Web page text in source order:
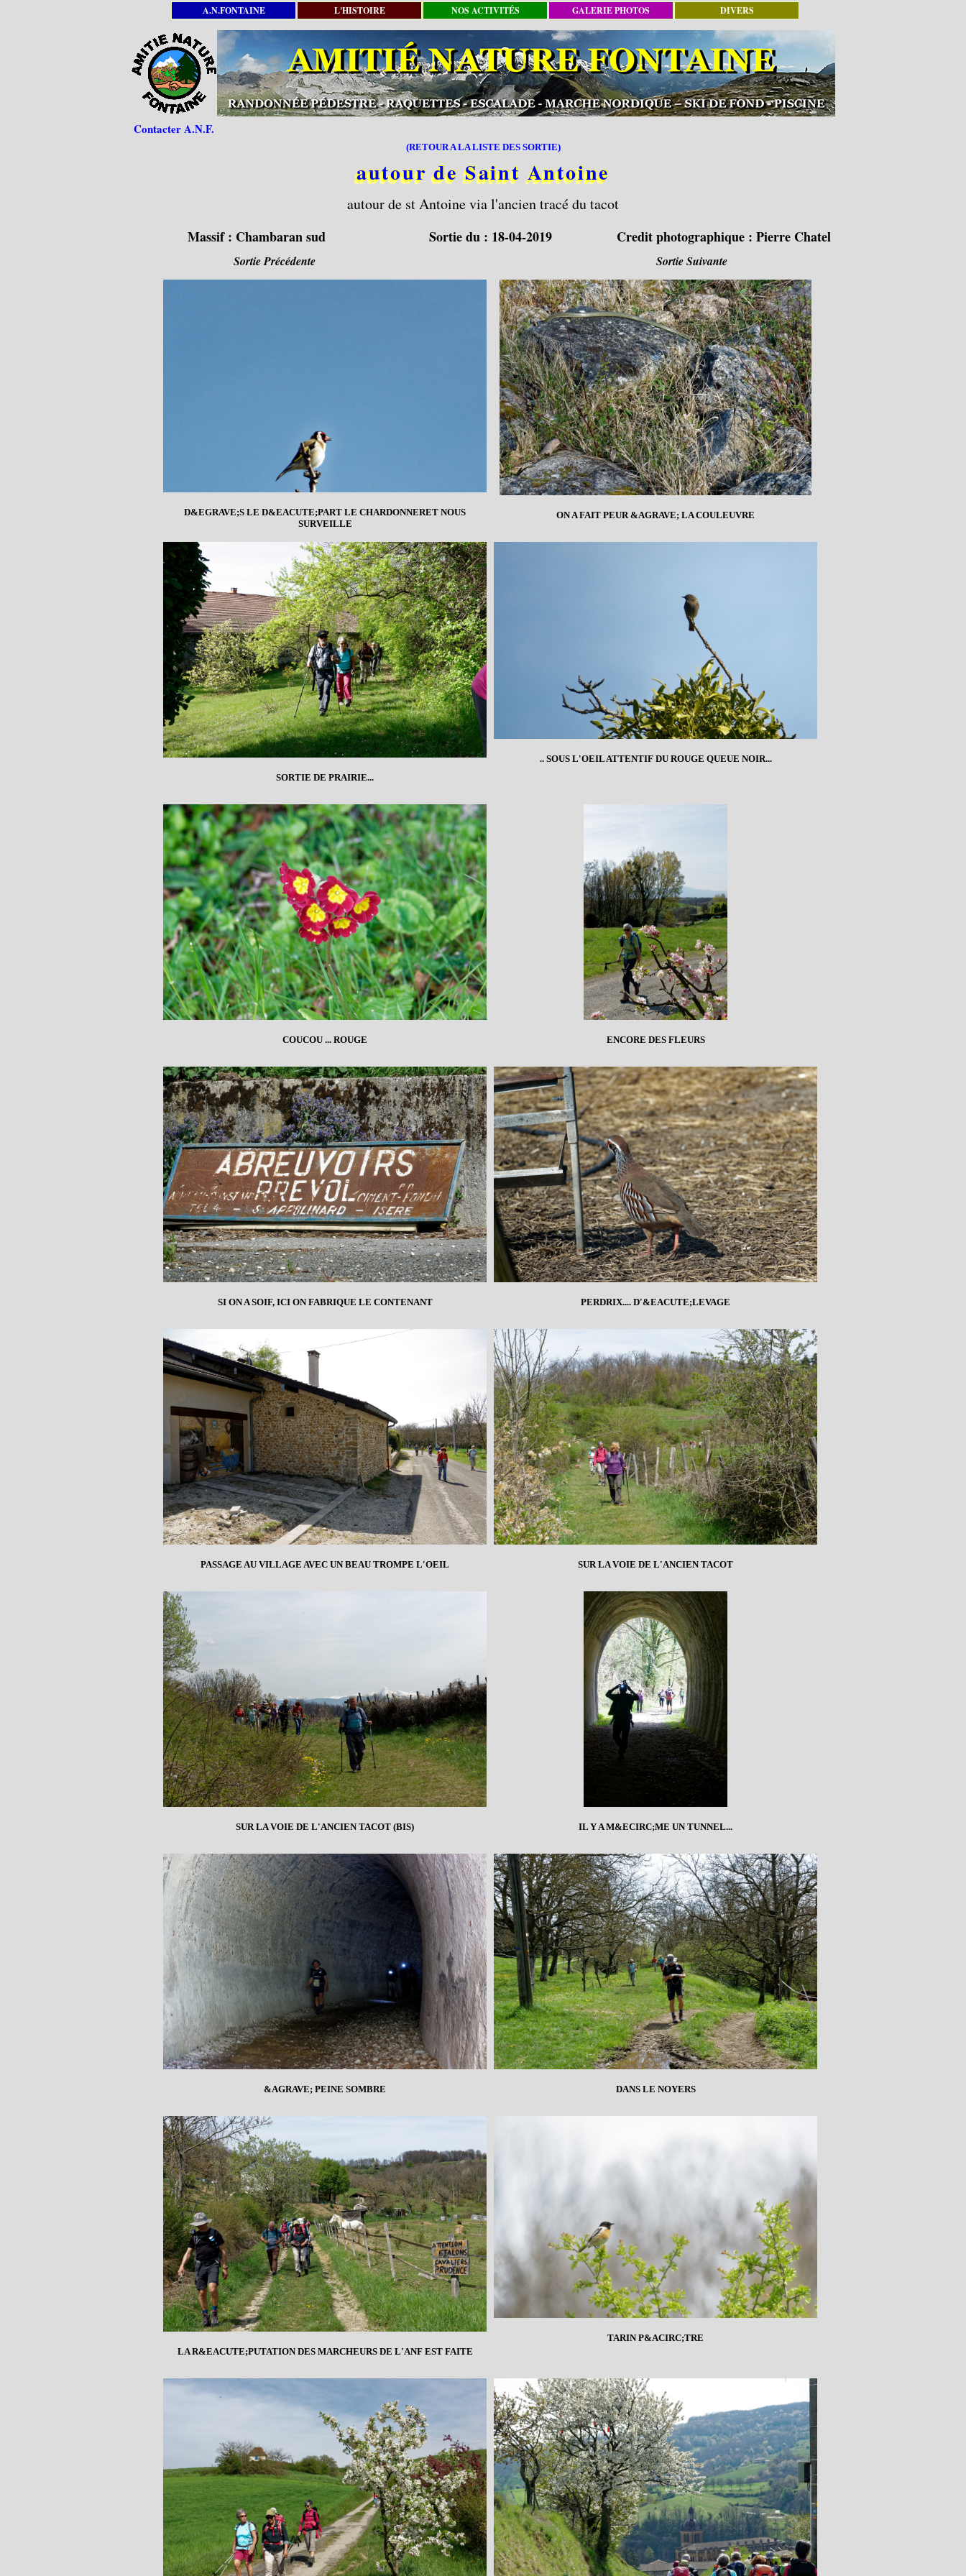
A.N.FONTAINE L'HISTOIRE NOS ACTIVITÉS GALERIE PHOTOS DIVERS
Contacter A.N.F.
(RETOUR A LA LISTE DES SORTIE)
autour de Saint Antoine
autour de st Antoine via l'ancien tracé du tacot
Massif : Chambaran sud Sortie du : 18-04-2019 Credit photographique : Pierre Chatel
Sortie Précédente Sortie Suivante
D&EGRAVE;S LE D&EACUTE;PART LE CHARDONNERET NOUS
SURVEILLE
ON A FAIT PEUR &AGRAVE; LA COULEUVRE
SORTIE DE PRAIRIE...
.. SOUS L'OEIL ATTENTIF DU ROUGE QUEUE NOIR...
COUCOU ... ROUGE ENCORE DES FLEURS
SI ON A SOIF, ICI ON FABRIQUE LE CONTENANT PERDRIX.... D'&EACUTE;LEVAGE
PASSAGE AU VILLAGE AVEC UN BEAU TROMPE L'OEIL SUR LA VOIE DE L'ANCIEN TACOT
SUR LA VOIE DE L'ANCIEN TACOT (BIS) IL Y A M&ECIRC;ME UN TUNNEL...
&AGRAVE; PEINE SOMBRE DANS LE NOYERS
LA R&EACUTE;PUTATION DES MARCHEURS DE L'ANF EST FAITE
TARIN P&ACIRC;TRE